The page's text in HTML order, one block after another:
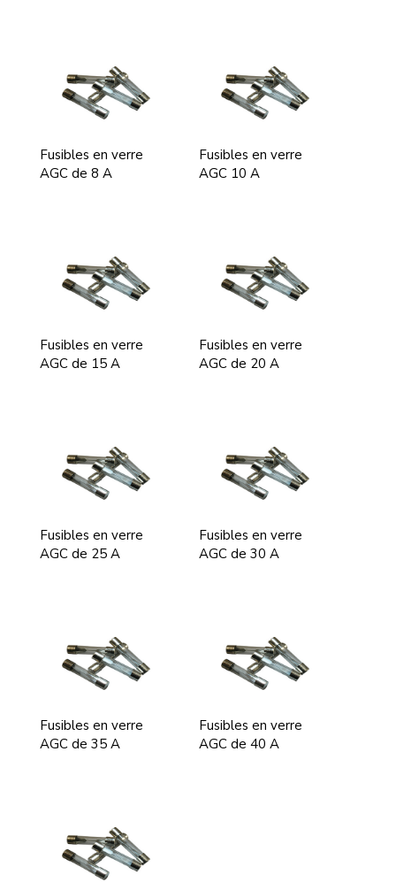
Fusibles en verre
AGC de 8 A
Fusibles en verre
AGC 10 A
Fusibles en verre
AGC de 15 A
Fusibles en verre
AGC de 20 A
Fusibles en verre
AGC de 25 A
Fusibles en verre
AGC de 30 A
Fusibles en verre
AGC de 35 A
Fusibles en verre
AGC de 40 A